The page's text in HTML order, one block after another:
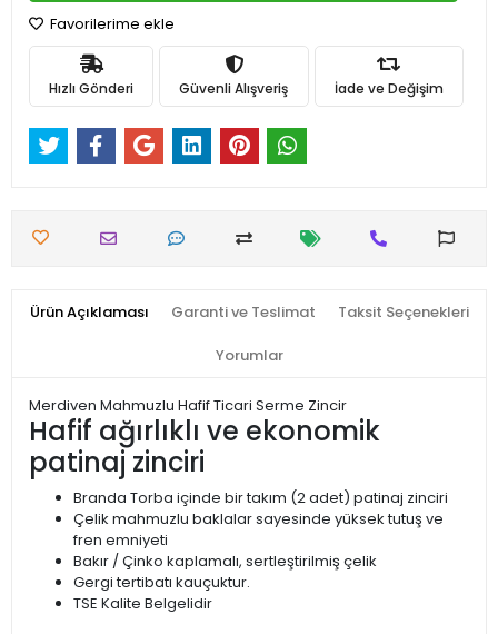
Favorilerime ekle
Hızlı Gönderi Güvenli Alışveriş İade ve Değişim
Ürün Açıklaması Garanti ve Teslimat Taksit Seçenekleri
Yorumlar
Merdiven Mahmuzlu Hafif Ticari Serme Zincir
Hafif ağırlıklı ve ekonomik
patinaj zinciri
Branda Torba içinde bir takım (2 adet) patinaj zinciri
Çelik mahmuzlu baklalar sayesinde yüksek tutuş ve
fren emniyeti
Bakır / Çinko kaplamalı, sertleştirilmiş çelik
Gergi tertibatı kauçuktur.
TSE Kalite Belgelidir